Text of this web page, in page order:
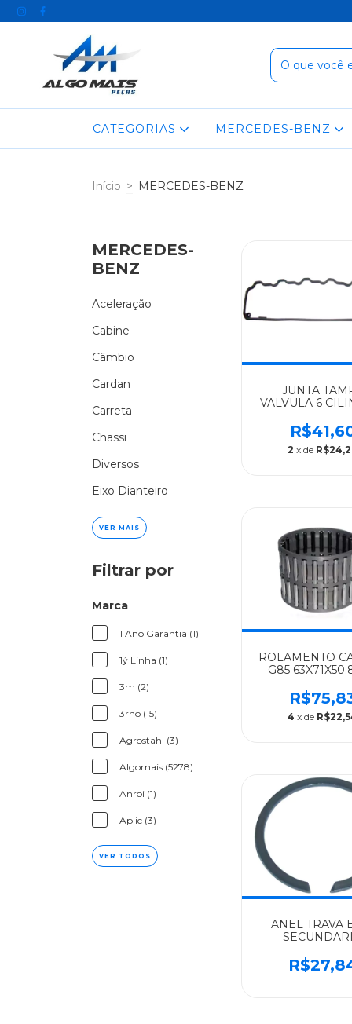
CATEGORIAS MERCEDES-BENZ
Início > MERCEDES-BENZ
MERCEDES-
BENZ
Aceleração
Cabine
Câmbio
Cardan
Carreta
Chassi
Diversos
Eixo Dianteiro
VER MAIS
Filtrar por
Marca
1 Ano Garantia (1)
1ý Linha (1)
3m (2)
3rho (15)
Agrostahl (3)
Algomais (5278)
Anroi (1)
Aplic (3)
VER TODOS
JUNTA
VALVULA 6
MERCEDES-
1622/O500/
2 x de
ROLAMENTO
G85
PESARO
ATEGO/CAMBIO
4 x de
ANEL TRAVA
MERCEDES-
ALGOMAIS